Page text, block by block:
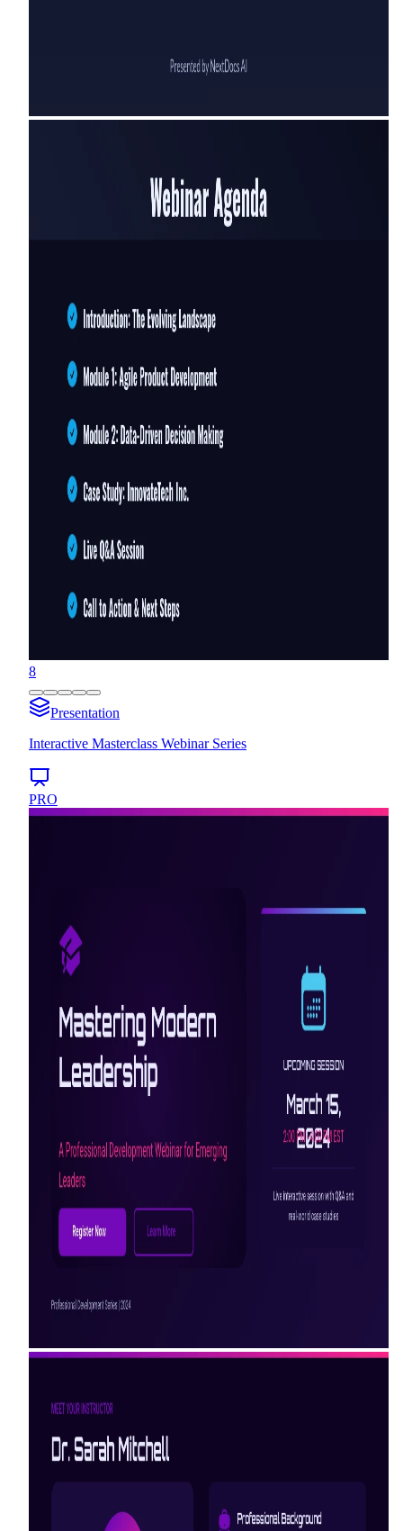
8
Presentation
Interactive Masterclass Webinar Series
PRO